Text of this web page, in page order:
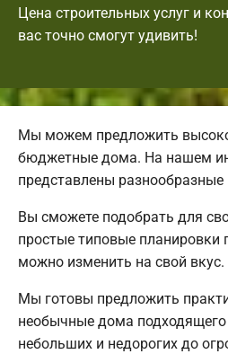
Цена строительных услуг и
вас точно смогут удивить!
Мы можем предложить
бюджетные дома. На нашем
представлены
Вы сможете подобрать для
простые типовые планировки
можно изменить на свой вкус.
Мы готовы предложить
необычные дома
небольших и недорогих до